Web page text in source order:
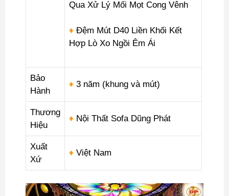
Qua Xử Lý Mối Mọt Cong Vênh
♦ Đệm Mút D40 Liền Khối Kết
Hợp Lò Xo Ngồi Êm Ái
Bảo
Hành
♦ 3 năm (khung và mút)
Thương
Hiệu
♦ Nội Thất Sofa Dũng Phát
Xuất
Xứ
♦ Việt Nam